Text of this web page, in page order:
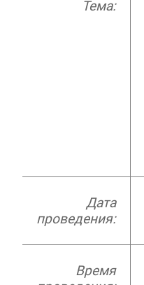
Тема:
Дата
проведения:
Время